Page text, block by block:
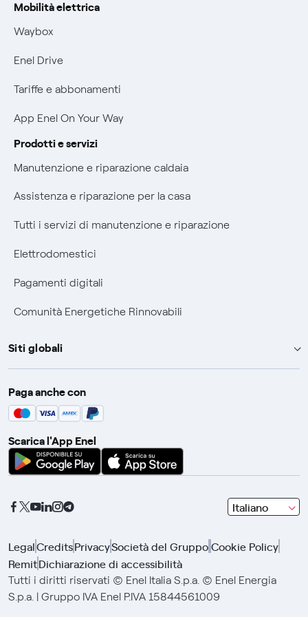
Rimborsi e resi per prodotti e servizi
Informativa RAEE
Informativa Privacy AI
Offerte Placet non vulnerabili
Offerta Tutela Vulnerabilità Gas
Mobilità Elettrica
Phishing e truffe online
Verifica chi ti ha chiamato
Agevolazione utenti con disabilità per offerte Fibra
Mobilità elettrica
Waybox
Enel Drive
Tariffe e abbonamenti
App Enel On Your Way
Prodotti e servizi
Manutenzione e riparazione caldaia
Assistenza e riparazione per la casa
Tutti i servizi di manutenzione e riparazione
Elettrodomestici
Pagamenti digitali
Comunità Energetiche Rinnovabili
Siti globali
Enel Group
Enel Green Power
Global Procurement
Gridspertise
Paga anche con
Scarica l'App Enel
Italiano
seleziona
una
con
frecce
LegalCreditsPrivacySocietà del GruppoCookie Policy
RemitDichiarazione di accessibilità
Tutti i diritti riservati © Enel Italia S.p.a. © Enel Energia
S.p.a. | Gruppo IVA Enel P.IVA 15844561009